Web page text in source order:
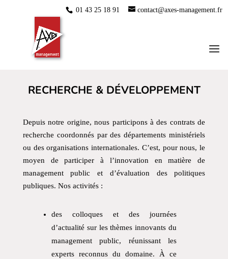
01 43 25 18 91 contact@axes-management.fr
RECHERCHE & DÉVELOPPEMENT
Depuis notre origine, nous participons à des contrats de
recherche coordonnés par des départements ministériels
ou des organisations internationales. C’est, pour nous, le
moyen de participer à l’innovation en matière de
management public et d’évaluation des politiques
publiques. Nos activités :
des colloques et des journées
d’actualité sur les thèmes innovants du
management public, réunissant les
experts reconnus du domaine. À ce